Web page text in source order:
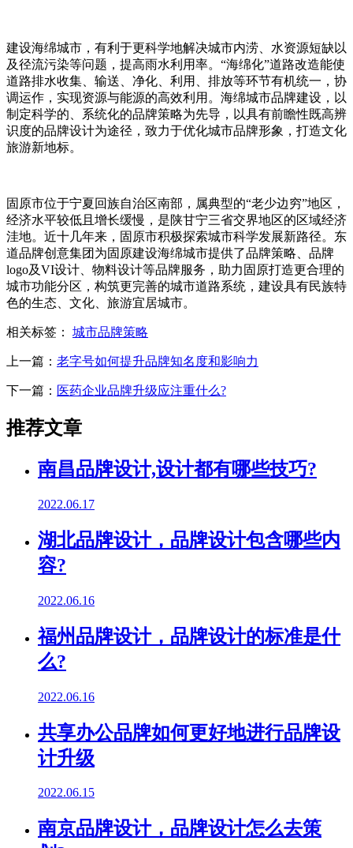
建设海绵城市，有利于更科学地解决城市内涝、水资源短缺以
及径流污染等问题，提高雨水利用率。“海绵化”道路改造能使
道路排水收集、输送、净化、利用、排放等环节有机统一，协
调运作，实现资源与能源的高效利用。海绵城市品牌建设，以
制定科学的、系统化的品牌策略为先导，以具有前瞻性既高辨
识度的品牌设计为途径，致力于优化城市品牌形象，打造文化
旅游新地标。
固原市位于宁夏回族自治区南部，属典型的“老少边穷”地区，
经济水平较低且增长缓慢，是陕甘宁三省交界地区的区域经济
洼地。近十几年来，固原市积极探索城市科学发展新路径。东
道品牌创意集团为固原建设海绵城市提供了品牌策略、品牌
logo及VI设计、物料设计等品牌服务，助力固原打造更合理的
城市功能分区，构筑更完善的城市道路系统，建设具有民族特
色的生态、文化、旅游宜居城市。
相关标签： 城市品牌策略
上一篇： 老字号如何提升品牌知名度和影响力
下一篇： 医药企业品牌升级应注重什么?
推荐文章
南昌品牌设计,设计都有哪些技巧?
2022.06.17
湖北品牌设计，品牌设计包含哪些内
容?
2022.06.16
福州品牌设计，品牌设计的标准是什
么?
2022.06.16
共享办公品牌如何更好地进行品牌设
计升级
2022.06.15
南京品牌设计，品牌设计怎么去策